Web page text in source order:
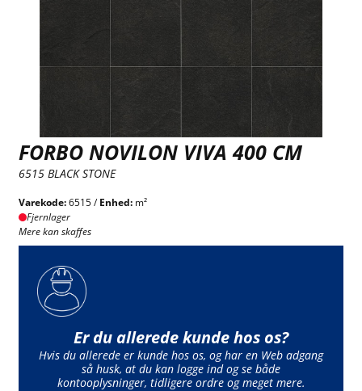
FORBO NOVILON VIVA 400 CM
6515 BLACK STONE
Varekode:6515 /Enhed: m²
Fjernlager
Mere kan skaffes
Er du allerede kunde hos os?
Hvis du allerede er kunde hos os, og har en Web adgang
så husk, at du kan logge ind og se både
kontooplysninger, tidligere ordre og meget mere.